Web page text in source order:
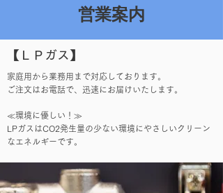
​営業案内
【ＬＰガス】
家庭用から業務用まで対応しております。
ご注文はお電話で、迅速にお届けいたします。
≪環境に優しい！≫
LPガスはCO2発生量の少ない環境にやさしいクリーン
なエネルギーです。